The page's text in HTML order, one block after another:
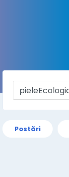
Postări